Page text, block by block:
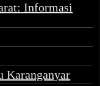
Informasi
Karanganyar